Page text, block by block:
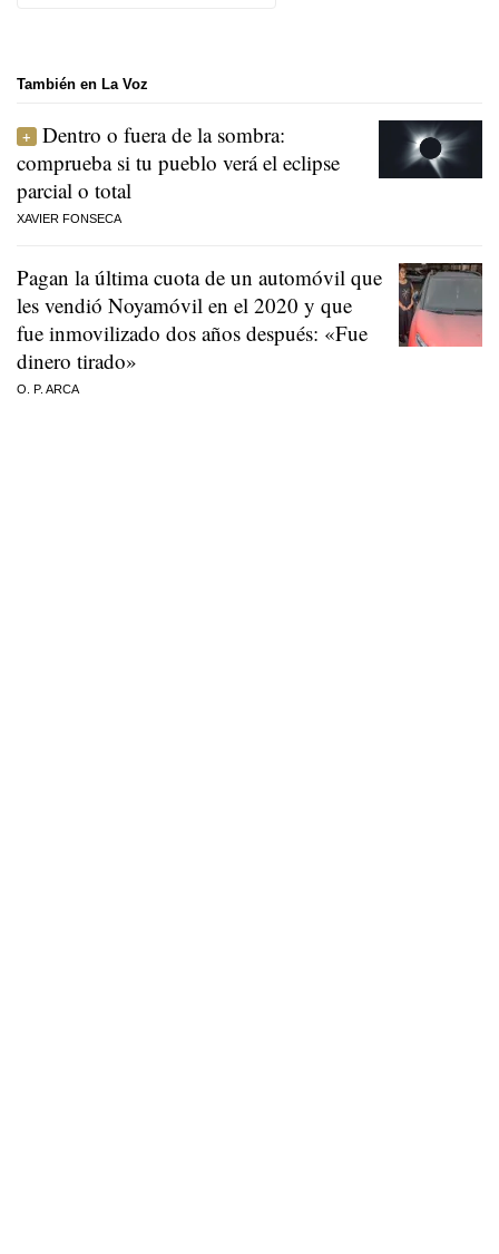
También en La Voz
Dentro o fuera de la sombra:
comprueba si tu pueblo verá el eclipse
parcial o total
XAVIER FONSECA
Pagan la última cuota de un automóvil que
les vendió Noyamóvil en el 2020 y que
fue inmovilizado dos años después: «Fue
dinero tirado»
O. P. ARCA